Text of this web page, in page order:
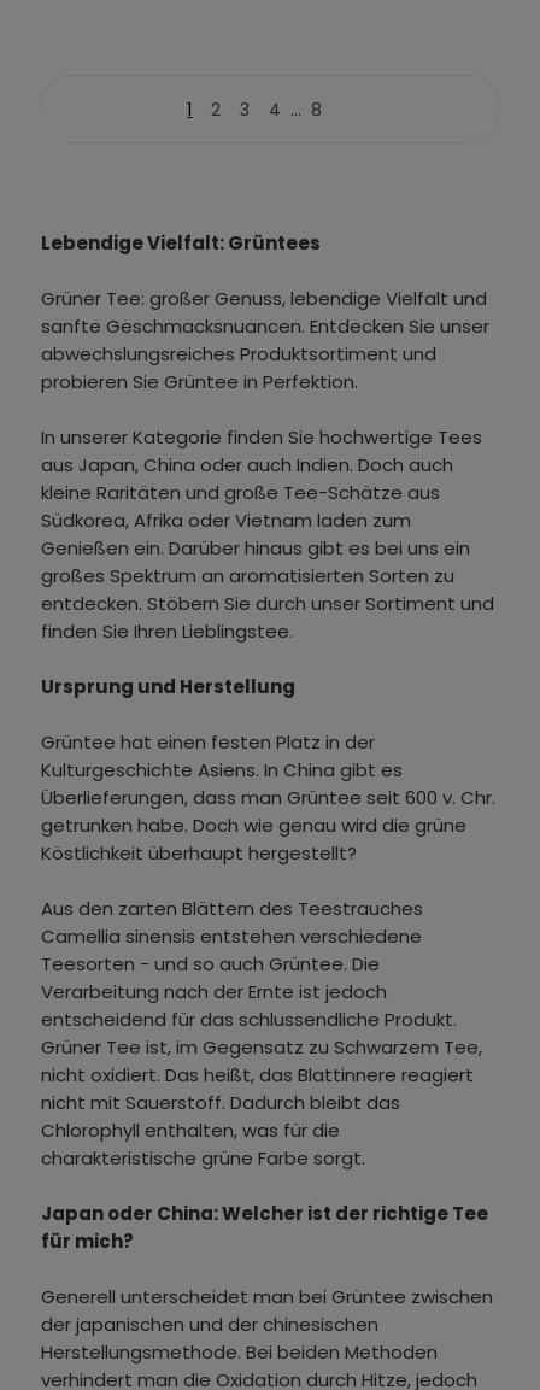
1 2 3 4 ... 8
Lebendige Vielfalt: Grüntees
Grüner Tee: großer Genuss, lebendige Vielfalt und
sanfte Geschmacksnuancen. Entdecken Sie unser
abwechslungsreiches Produktsortiment und
probieren Sie Grüntee in Perfektion.
In unserer Kategorie finden Sie hochwertige Tees
aus Japan, China oder auch Indien. Doch auch
kleine Raritäten und große Tee-Schätze aus
Südkorea, Afrika oder Vietnam laden zum
Genießen ein. Darüber hinaus gibt es bei uns ein
großes Spektrum an aromatisierten Sorten zu
entdecken. Stöbern Sie durch unser Sortiment und
finden Sie Ihren Lieblingstee.
Ursprung und Herstellung
Grüntee hat einen festen Platz in der
Kulturgeschichte Asiens. In China gibt es
Überlieferungen, dass man Grüntee seit 600 v. Chr.
getrunken habe. Doch wie genau wird die grüne
Köstlichkeit überhaupt hergestellt?
Aus den zarten Blättern des Teestrauches
Camellia sinensis entstehen verschiedene
Teesorten - und so auch Grüntee. Die
Verarbeitung nach der Ernte ist jedoch
entscheidend für das schlussendliche Produkt.
Grüner Tee ist, im Gegensatz zu Schwarzem Tee,
nicht oxidiert. Das heißt, das Blattinnere reagiert
nicht mit Sauerstoff. Dadurch bleibt das
Chlorophyll enthalten, was für die
charakteristische grüne Farbe sorgt.
Japan oder China: Welcher ist der richtige Tee
für mich?
Generell unterscheidet man bei Grüntee zwischen
der japanischen und der chinesischen
Herstellungsmethode. Bei beiden Methoden
verhindert man die Oxidation durch Hitze, jedoch